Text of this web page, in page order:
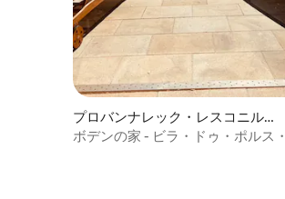
プロバンナレック・レスコニルの
一軒家
ボデンの家 - ビラ・ドゥ・ポルス